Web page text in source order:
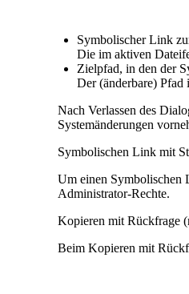
Symbolischer Link
Die im aktiven
Zielpfad, in den der
Der (änderbare)
Nach Verlassen des
Systemänderungen
Symbolischen Link mit
Um einen
Administrator-Rechte.
Kopieren mit Rückfrage
Beim Kopieren mit